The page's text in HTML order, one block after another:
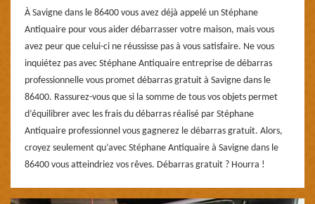
À Savigne dans le 86400 vous avez déjà appelé un Stéphane
Antiquaire pour vous aider débarrasser votre maison, mais vous
avez peur que celui-ci ne réussisse pas à vous satisfaire. Ne vous
inquiétez pas avec Stéphane Antiquaire entreprise de débarras
professionnelle vous promet débarras gratuit à Savigne dans le
86400. Rassurez-vous que si la somme de tous vos objets permet
d’équilibrer avec les frais du débarras réalisé par Stéphane
Antiquaire professionnel vous gagnerez le débarras gratuit. Alors,
croyez seulement qu’avec Stéphane Antiquaire à Savigne dans le
86400 vous atteindriez vos rêves. Débarras gratuit ? Hourra !